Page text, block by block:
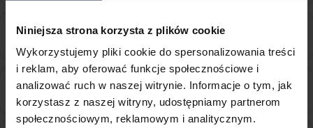
Niniejsza strona korzysta z plików cookie
Wykorzystujemy pliki cookie do spersonalizowania treści
i reklam, aby oferować funkcje społecznościowe i
analizować ruch w naszej witrynie. Informacje o tym, jak
korzystasz z naszej witryny, udostępniamy partnerom
społecznościowym, reklamowym i analitycznym.
Czy mogę sparować swoje urządzenie Jabra
Czy można stosować zestaw słuchawkowy podczas
ładowania?
chevron_right